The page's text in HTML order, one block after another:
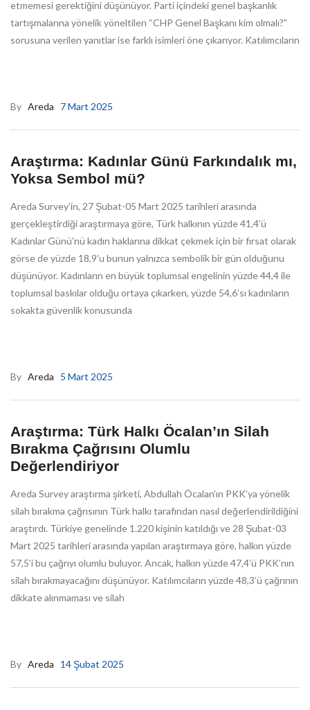
etmemesi gerektiğini düşünüyor. Parti içindeki genel başkanlık
tartışmalarına yönelik yöneltilen “CHP Genel Başkanı kim olmalı?”
sorusuna verilen yanıtlar ise farklı isimleri öne çıkarıyor. Katılımcıların
By Areda 7 Mart 2025
Araştırma: Kadınlar Günü Farkındalık mı,
Yoksa Sembol mü?
Areda Survey’in, 27 Şubat-05 Mart 2025 tarihleri arasında
gerçekleştirdiği araştırmaya göre, Türk halkının yüzde 41,4’ü
Kadınlar Günü’nü kadın haklarına dikkat çekmek için bir fırsat olarak
görse de yüzde 18,9’u bunun yalnızca sembolik bir gün olduğunu
düşünüyor. Kadınların en büyük toplumsal engelinin yüzde 44,4 ile
toplumsal baskılar olduğu ortaya çıkarken, yüzde 54,6’sı kadınların
sokakta güvenlik konusunda
By Areda 5 Mart 2025
Araştırma: Türk Halkı Öcalan’ın Silah
Bırakma Çağrısını Olumlu
Değerlendiriyor
Areda Survey araştırma şirketi, Abdullah Öcalan’ın PKK’ya yönelik
silah bırakma çağrısının Türk halkı tarafından nasıl değerlendirildiğini
araştırdı. Türkiye genelinde 1.220 kişinin katıldığı ve 28 Şubat-03
Mart 2025 tarihleri arasında yapılan araştırmaya göre, halkın yüzde
57,5’i bu çağrıyı olumlu buluyor. Ancak, halkın yüzde 47,4’ü PKK’nın
silah bırakmayacağını düşünüyor. Katılımcıların yüzde 48,3’ü çağrının
dikkate alınmaması ve silah
By Areda 14 Şubat 2025